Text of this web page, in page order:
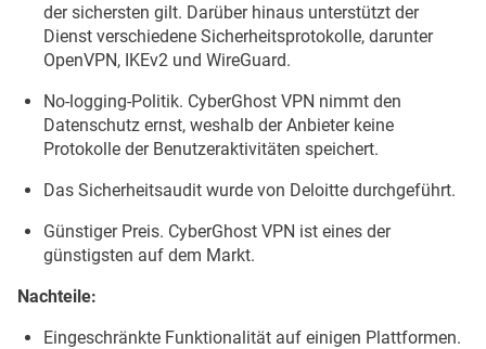
der sichersten gilt. Darüber hinaus unterstützt der
Dienst verschiedene Sicherheitsprotokolle, darunter
OpenVPN, IKEv2 und WireGuard.
No-logging-Politik. CyberGhost VPN nimmt den
Datenschutz ernst, weshalb der Anbieter keine
Protokolle der Benutzeraktivitäten speichert.
Das Sicherheitsaudit wurde von Deloitte durchgeführt.
Günstiger Preis. CyberGhost VPN ist eines der
günstigsten auf dem Markt.
Nachteile:
Eingeschränkte Funktionalität auf einigen Plattformen.